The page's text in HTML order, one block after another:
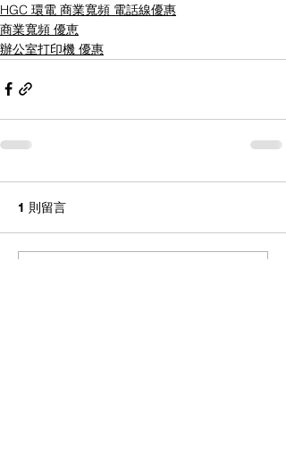
HGC 環電 商業寬頻 電話線優惠
商業寬頻 優恵
辦公室打印機 優惠
1 則留言